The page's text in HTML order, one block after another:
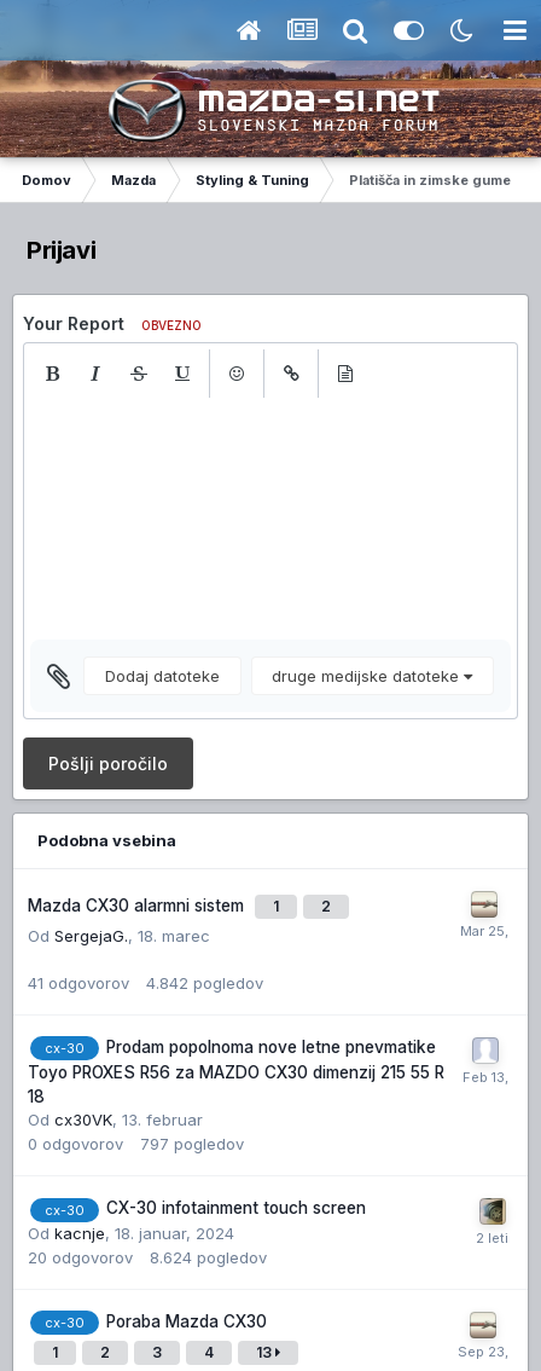
Domov Mazda Styling & Tuning Platišča in zimske gume
Prijavi
Your Report OBVEZNO
Dodaj datoteke druge medijske datoteke
Pošlji poročilo
Podobna vsebina
Mazda CX30 alarmni sistem 1 2
Od SergejaG., 18. marec
41 odgovorov 4.842 pogledov
cx-30
Prodam popolnoma nove letne pnevmatike
Toyo PROXES R56 za MAZDO CX30 dimenzij 215 55 R
18
Od cx30VK, 13. februar
0 odgovorov 797 pogledov
cx-30
CX-30 infotainment touch screen
Od kacnje, 18. januar, 2024
20 odgovorov 8.624 pogledov
cx-30 Poraba Mazda CX30
1 2 3 4 13